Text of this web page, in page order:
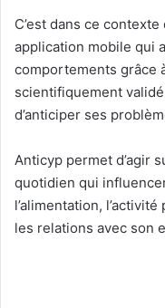
C’est dans ce
application mobile qui
comportements grâce
scientifiquement
d’anticiper ses
Anticyp permet d’agir
quotidien qui
l’alimentation,
les relations avec son